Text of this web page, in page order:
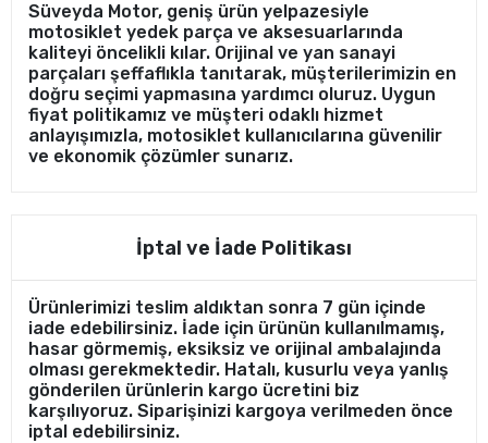
Süveyda Motor, geniş ürün yelpazesiyle
motosiklet yedek parça ve aksesuarlarında
kaliteyi öncelikli kılar. Orijinal ve yan sanayi
parçaları şeffaflıkla tanıtarak, müşterilerimizin en
doğru seçimi yapmasına yardımcı oluruz. Uygun
fiyat politikamız ve müşteri odaklı hizmet
anlayışımızla, motosiklet kullanıcılarına güvenilir
ve ekonomik çözümler sunarız.
İptal ve İade Politikası
Ürünlerimizi teslim aldıktan sonra 7 gün içinde
iade edebilirsiniz. İade için ürünün kullanılmamış,
hasar görmemiş, eksiksiz ve orijinal ambalajında
olması gerekmektedir. Hatalı, kusurlu veya yanlış
gönderilen ürünlerin kargo ücretini biz
karşılıyoruz. Siparişinizi kargoya verilmeden önce
iptal edebilirsiniz.